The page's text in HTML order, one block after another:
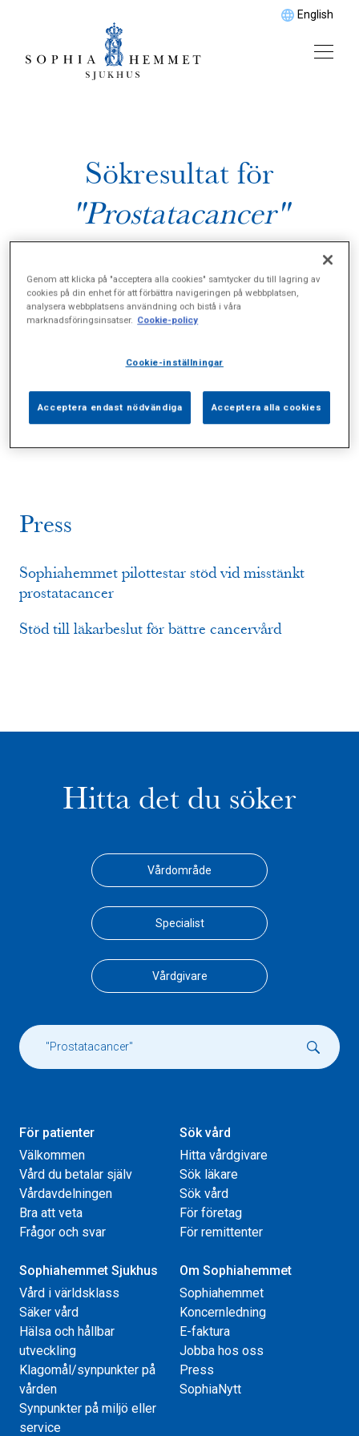
English
Sökresultat för
"Prostatacancer"
Alla (9) Vårdgivare (0) Specialister (0)
Press
Sophiahemmet pilottestar stöd vid misstänkt
prostatacancer
Stöd till läkarbeslut för bättre cancervård
Hitta det du söker
Vårdområde
Specialist
Vårdgivare
För patienter
Välkommen
Vård du betalar själv
Vårdavdelningen
Bra att veta
Frågor och svar
Sök vård
Hitta vårdgivare
Sök läkare
Sök vård
För företag
För remittenter
Sophiahemmet Sjukhus
Vård i världsklass
Säker vård
Hälsa och hållbar
utveckling
Klagomål/synpunkter på
vården
Synpunkter på miljö eller
service
Om Sophiahemmet
Sophiahemmet
Koncernledning
E-faktura
Jobba hos oss
Press
SophiaNytt
Genom att klicka på "acceptera alla cookies" samtycker du till lagring av
cookies på din enhet för att förbättra navigeringen på webbplatsen,
analysera webbplatsens användning och bistå i våra
marknadsföringsinsatser. Cookie-policy
Cookie-inställningar
Acceptera endast nödvändiga Acceptera alla cookies